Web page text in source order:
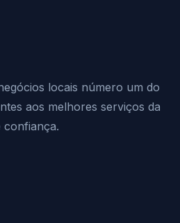
locais número um do
aos melhores serviços da
confiança.